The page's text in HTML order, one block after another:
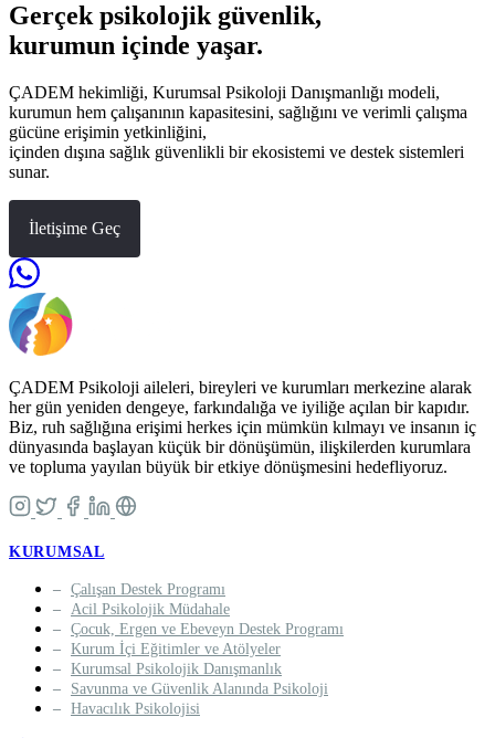
Gerçek psikolojik güvenlik,
kurumun içinde yaşar.
ÇADEM hekimliği, Kurumsal Psikoloji Danışmanlığı modeli,
kurumun hem çalışanının kapasitesini, sağlığını ve verimli çalışma
gücüne erişimin yetkinliğini,
içinden dışına sağlık güvenlikli bir ekosistemi ve destek sistemleri
sunar.
İletişime Geç
ÇADEM Psikoloji aileleri, bireyleri ve kurumları merkezine alarak
her gün yeniden dengeye, farkındalığa ve iyiliğe açılan bir kapıdır.
Biz, ruh sağlığına erişimi herkes için mümkün kılmayı ve insanın iç
dünyasında başlayan küçük bir dönüşümün, ilişkilerden kurumlara
ve topluma yayılan büyük bir etkiye dönüşmesini hedefliyoruz.
KURUMSAL
Çalışan Destek Programı
Acil Psikolojik Müdahale
Çocuk, Ergen ve Ebeveyn Destek Programı
Kurum İçi Eğitimler ve Atölyeler
Kurumsal Psikolojik Danışmanlık
Savunma ve Güvenlik Alanında Psikoloji
Havacılık Psikolojisi